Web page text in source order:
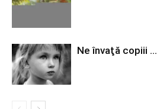
Ne învaţă copiii …